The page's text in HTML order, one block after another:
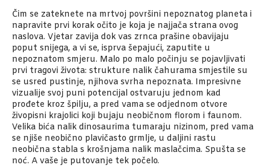
Čim se zateknete na mrtvoj površini nepoznatog planeta i
napravite prvi korak očito je koja je najjača strana ovog
naslova. Vjetar zavija dok vas zrnca prašine obavijaju
poput snijega, a vi se, isprva šepajući, zaputite u
nepoznatom smjeru. Malo po malo počinju se pojavljivati
prvi tragovi života: strukture nalik čahurama smjestile su
se usred pustinje, njihova svrha nepoznata. Impresivne
vizualije svoj puni potencijal ostvaruju jednom kad
prođete kroz špilju, a pred vama se odjednom otvore
živopisni krajolici koji bujaju neobičnom florom i faunom.
Velika bića nalik dinosaurima tumaraju nizinom, pred vama
se njiše neobično plavičasto grmlje, u daljini rastu
neobična stabla s krošnjama nalik maslačcima. Spušta se
noć. A vaše je putovanje tek počelo.